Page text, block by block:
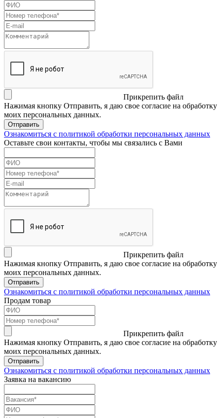
Прикрепить файл
Нажимая кнопку Отправить, я даю свое согласие на обработку
моих персональных данных.
Отправить
Ознакомиться с политикой обработки персональных данных
Оставьте свои контакты, чтобы мы связались с Вами
Прикрепить файл
Нажимая кнопку Отправить, я даю свое согласие на обработку
моих персональных данных.
Отправить
Ознакомиться с политикой обработки персональных данных
Продам товар
Прикрепить файл
Нажимая кнопку Отправить, я даю свое согласие на обработку
моих персональных данных.
Отправить
Ознакомиться с политикой обработки персональных данных
Заявка на вакансию